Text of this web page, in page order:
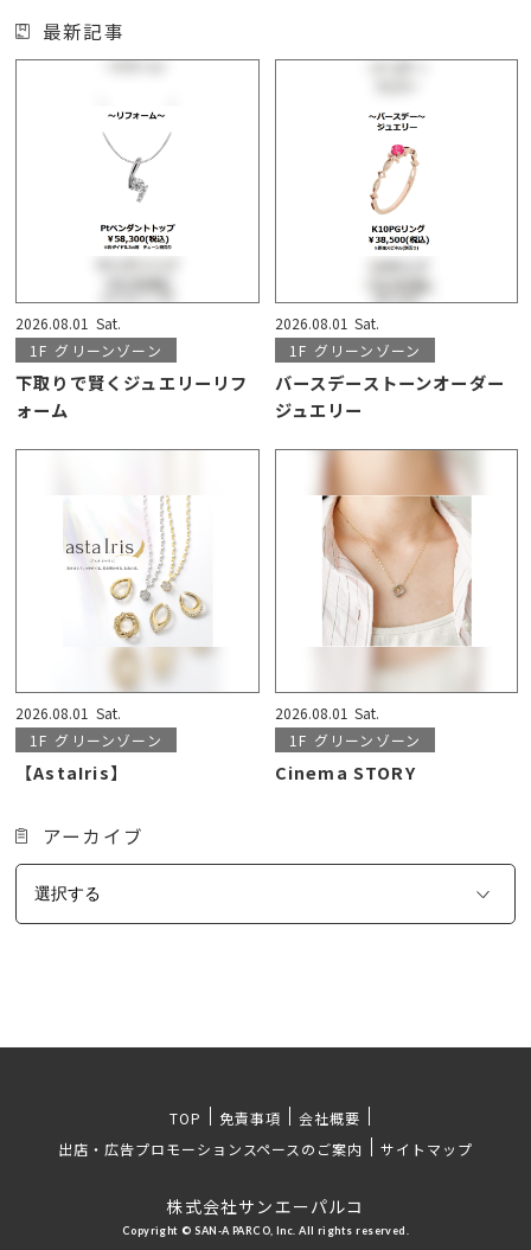
最新記事
2026.08.01 Sat.
1F グリーンゾーン
下取りで賢くジュエリーリフ
ォーム
2026.08.01 Sat.
1F グリーンゾーン
バースデーストーンオーダー
ジュエリー
2026.08.01 Sat.
1F グリーンゾーン
【AstaIris】
2026.08.01 Sat.
1F グリーンゾーン
Cinema STORY
アーカイブ
TOP 免責事項
会社概要
出店・広告プロモーションスペースのご案内
サイトマップ
株式会社サンエーパルコ
Copyright © SAN-A PARCO, Inc. All rights reserved.